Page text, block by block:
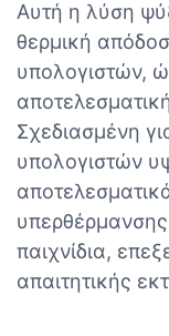
Αυτή η λύση
θερμική
υπολογιστών,
Σχεδιασμένη
υπολογιστών
παιχνίδια,
απαιτητικής